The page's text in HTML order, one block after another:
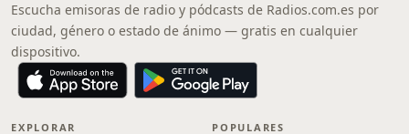
Escucha emisoras de radio y pódcasts de Radios.com.es por
ciudad, género o estado de ánimo — gratis en cualquier
dispositivo.
EXPLORAR POPULARES